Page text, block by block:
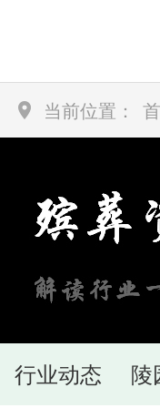
当前位置：
行业动态 陵